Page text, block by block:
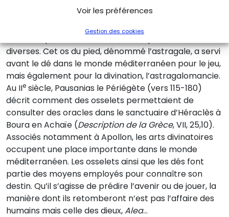
Voir les préférences
Gestion des cookies
castrumde Mongotiacum, la ville actuelle
de Mayence sur le Rhin. Cette collection comprend
diverses. Cet os du pied, dénommé l’astragale, a servi
avant le dé dans le monde méditerranéen pour le jeu,
mais également pour la divination, l’astragalomancie.
Au IIe siècle, Pausanias le Périégète (vers 115-180)
décrit comment des osselets permettaient de
consulter des oracles dans le sanctuaire d’Héraclès à
Boura en Achaïe (Description de la Grèce, VII, 25,10).
Associés notamment à Apollon, les arts divinatoires
occupent une place importante dans le monde
méditerranéen. Les osselets ainsi que les dés font
partie des moyens employés pour connaître son
destin. Qu’il s’agisse de prédire l’avenir ou de jouer, la
manière dont ils retomberont n’est pas l’affaire des
humains mais celle des dieux,Alea…